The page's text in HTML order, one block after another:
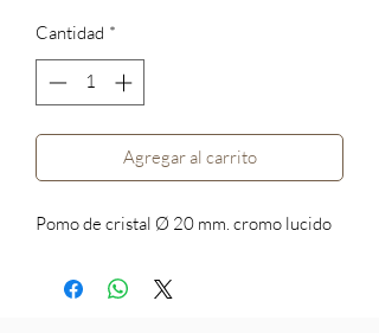
Cantidad *
Agregar al carrito
Pomo de cristal Ø 20 mm. cromo lucido